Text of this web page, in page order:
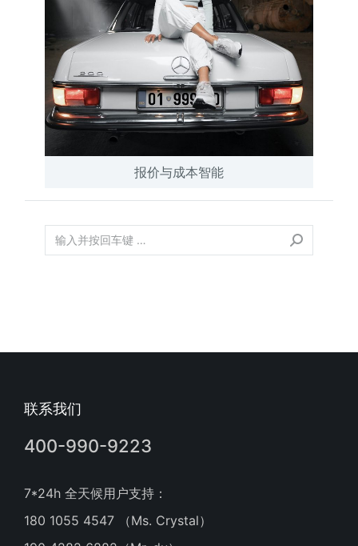
报价与成本智能
联系我们
400-990-9223
7*24h 全天候用户支持：
180 1055 4547 （Ms. Crystal）